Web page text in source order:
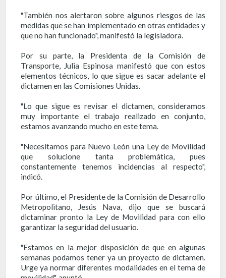
"También nos alertaron sobre algunos riesgos de las
medidas que se han implementado en otras entidades y
que no han funcionado", manifestó la legisladora.
Por su parte, la Presidenta de la Comisión de
Transporte, Julia Espinosa manifestó que con estos
elementos técnicos, lo que sigue es sacar adelante el
dictamen en las Comisiones Unidas.
"Lo que sigue es revisar el dictamen, consideramos
muy importante el trabajo realizado en conjunto,
estamos avanzando mucho en este tema.
"Necesitamos para Nuevo León una Ley de Movilidad
que solucione tanta problemática, pues
constantemente tenemos incidencias al respecto",
indicó.
Por último, el Presidente de la Comisión de Desarrollo
Metropolitano, Jesús Nava, dijo que se buscará
dictaminar pronto la Ley de Movilidad para con ello
garantizar la seguridad del usuario.
"Estamos en la mejor disposición de que en algunas
semanas podamos tener ya un proyecto de dictamen.
Urge ya normar diferentes modalidades en el tema de